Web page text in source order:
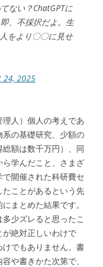
ない？ChatGPTに
、不採択だよ。生
をより〇〇に見せ
24, 2025
人）個人の考えであ
の基礎研究、少額の
額は数千万円）、同
学んだこと、さまざ
開催された科研費セ
ことがあるという先
まとめた結果です。
少ズレると思ったこ
絶対正しいわけで
でもありません。書
や書きかた次第で、